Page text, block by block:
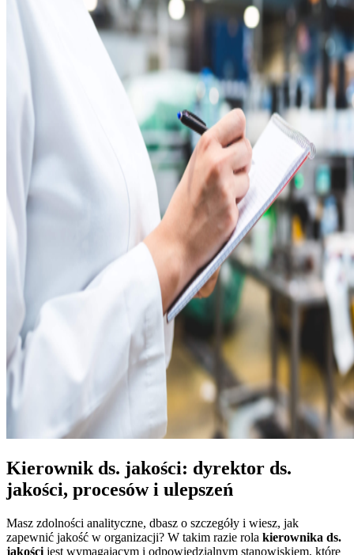
Kierownik ds. jakości: dyrektor ds.
jakości, procesów i ulepszeń
Masz zdolności analityczne, dbasz o szczegóły i wiesz, jak
zapewnić jakość w organizacji? W takim razie rola kierownika ds.
jakości jest wymagającym i odpowiedzialnym stanowiskiem, które